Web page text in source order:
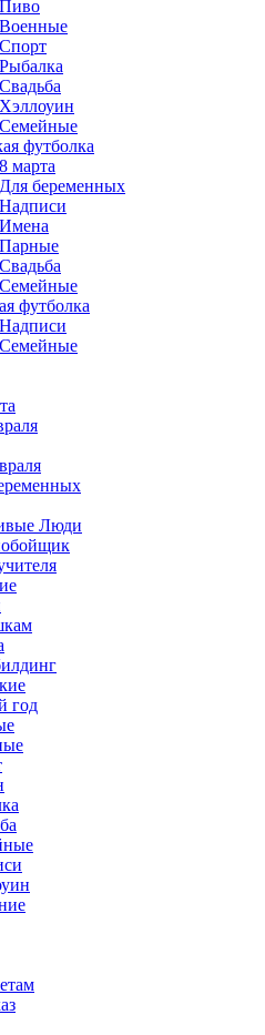
Пиво
Военные
Спорт
Рыбалка
Свадьба
Хэллоуин
Семейные
футболка
8 марта
Для беременных
Надписи
Имена
Парные
Свадьба
Семейные
футболка
Надписи
Семейные
Люди
год